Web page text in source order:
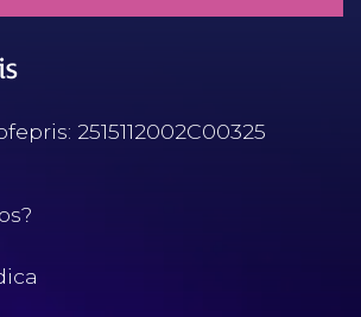
¿Factor decisivo en
perinatal?
2515112002C00325